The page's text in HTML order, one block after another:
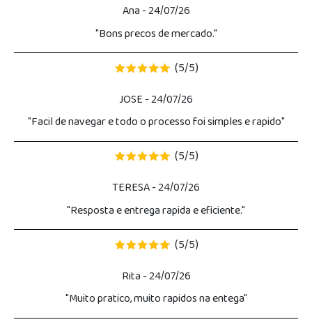
Ana- 24/07/26
"Bons precos de mercado."
(5/5)
JOSE- 24/07/26
"Facil de navegar e todo o processo foi simples e rapido"
(5/5)
TERESA- 24/07/26
"Resposta e entrega rapida e eficiente."
(5/5)
Rita- 24/07/26
"Muito pratico, muito rapidos na entega"